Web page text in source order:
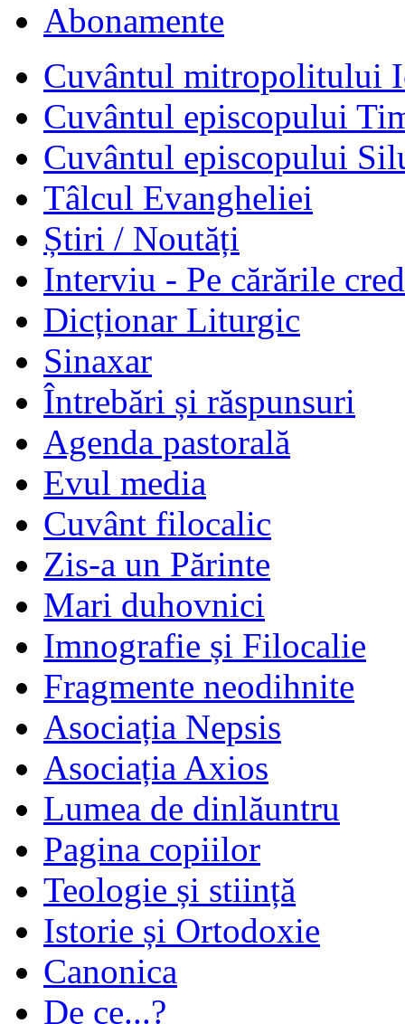
Abonamente
Cuvântul mitropolitului
Cuvântul episcopului
Cuvântul episcopului
Tâlcul Evangheliei
Știri / Noutăți
Interviu - Pe cărările
Dicționar Liturgic
Sinaxar
Întrebări și răspunsuri
Agenda pastorală
Evul media
Cuvânt filocalic
Zis-a un Părinte
Mari duhovnici
Imnografie și Filocalie
Fragmente neodihnite
Asociația Nepsis
Asociația Axios
Lumea de dinlăuntru
Pagina copiilor
Teologie și stiință
Istorie și Ortodoxie
Canonica
De ce...?